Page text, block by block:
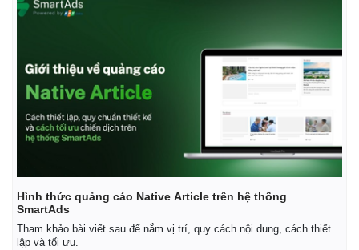
Hình thức quảng cáo Native Article trên hệ thống
SmartAds
Tham khảo bài viết sau để nắm vị trí, quy cách nội dung, cách thiết
lập và tối ưu.